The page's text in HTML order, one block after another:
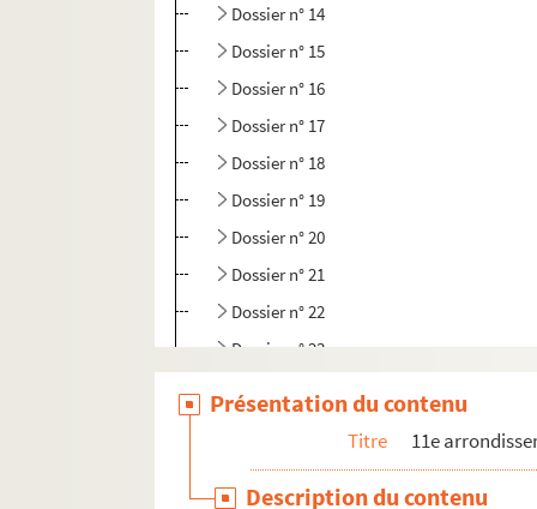
Dossier n° 14
Dossier n° 15
Dossier n° 16
Dossier n° 17
Dossier n° 18
Dossier n° 19
Dossier n° 20
Dossier n° 21
Dossier n° 22
Dossier n° 23
Dossier n° 27
Présentation du contenu
Titre 11e
Description du contenu